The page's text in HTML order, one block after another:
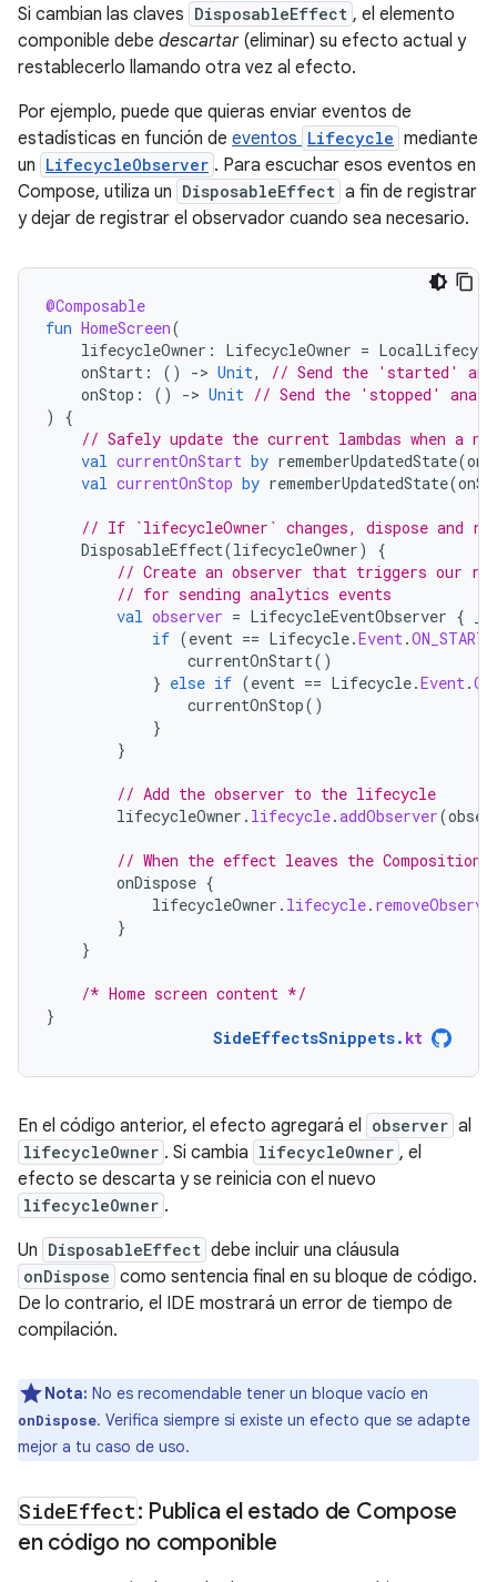
Si cambian las claves DisposableEffect , el elemento
componible debe descartar(eliminar) su efecto actual y
restablecerlo llamando otra vez al efecto.
Por ejemplo, puede que quieras enviar eventos de
estadísticas en función de eventos Lifecycle mediante
un LifecycleObserver . Para escuchar esos eventos en
Compose, utiliza un DisposableEffect a fin de registrar
y dejar de registrar el observador cuando sea necesario.
@Composable
fun HomeScreen(
lifecycleOwner : LifecycleOwner =
onStart : () -> Unit,
// Send the 'started'
onStop : () -> Unit // Send the 'stopped'
)
{
// Safely update the current lambdas when a
val currentOnStart by rememberUpdatedState(
val currentOnStop by rememberUpdatedState(
// If `lifecycleOwner` changes, dispose and
DisposableEffect(lifecycleOwner)
{
// Create an observer that triggers our
// for sending analytics events
val observer = LifecycleEventObserver {
if (event == Lifecycle.Event.ON_START
currentOnStart()
} else if (event == Lifecycle.Event.
currentOnStop()
}
}
// Add the observer to the lifecycle
lifecycleOwner . lifecycle.addObserver(
// When the effect leaves the Composition,
onDispose {
lifecycleOwner . lifecycle.
}
}
/* Home screen content */
}
SideEffectsSnippets. kt
En el código anterior, el efecto agregará el observer al
lifecycleOwner . Si cambia lifecycleOwner , el
efecto se descarta y se reinicia con el nuevo
lifecycleOwner .
Un DisposableEffect debe incluir una cláusula
onDispose como sentencia final en su bloque de código.
De lo contrario, el IDE mostrará un error de tiempo de
compilación.
Nota: No es recomendable tener un bloque vacío en
onDispose. Verifica siempre si existe un efecto que se adapte
mejor a tu caso de uso.
SideEffect: Publica el estado de Compose
en código no componible